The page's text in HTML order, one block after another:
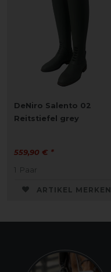
DeNiro Salento 02
Reitstiefel grey
559,90 € *
1 Paar
ARTIKEL MERKEN